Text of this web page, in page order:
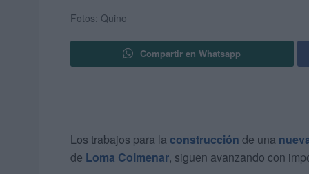
Fotos: Quino
Compartir en Whatsapp
Los trabajos para la construcción de una
de Loma Colmenar, siguen avanzando con